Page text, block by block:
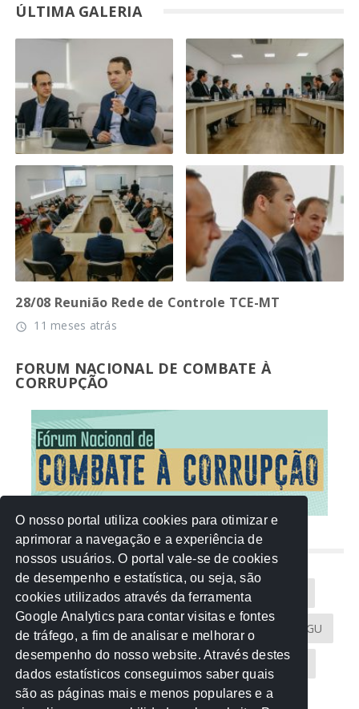
ÚLTIMA GALERIA
28/08 Reunião Rede de Controle TCE-MT
access_time 11 meses atrás
FORUM NACIONAL DE COMBATE À
CORRUPÇÃO
NUVEM DE TAGS
Acontece na Rede AGU AMM
Atricon Audicom CAU-MT CGU
CREA-MT Eventos MPC-MT MPE-MT
MPF Notícias PF PGE-MT PGR
O nosso portal utiliza cookies para otimizar e
aprimorar a navegação e a experiência de
nossos usuários. O portal vale-se de cookies
de desempenho e estatística, ou seja, são
cookies utilizados através da ferramenta
Google Analytics para contar visitas e fontes
de tráfego, a fim de analisar e melhorar o
desempenho do nosso website. Através destes
dados estatísticos conseguimos saber quais
são as páginas mais e menos populares e a